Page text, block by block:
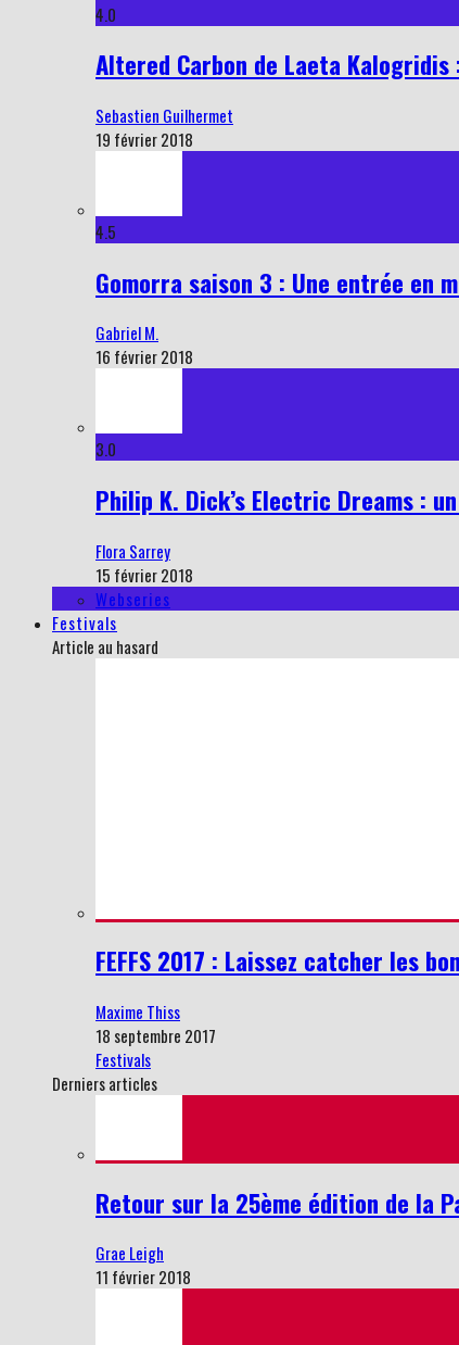
4.0
Altered Carbon de Laeta
Sebastien Guilhermet
19 février 2018
4.5
Gomorra saison 3 : Une entrée en
Gabriel M.
16 février 2018
3.0
Philip K. Dick’s Electric Dreams :
Flora Sarrey
15 février 2018
Webseries
Festivals
Article au hasard
FEFFS 2017 : Laissez catcher les
Maxime Thiss
18 septembre 2017
Festivals
Derniers articles
Retour sur la 25ème édition de la
Grae Leigh
11 février 2018